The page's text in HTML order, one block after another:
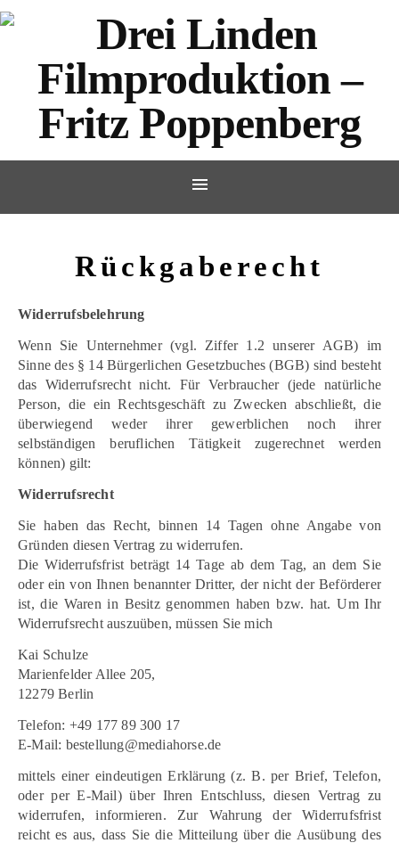
Rückgaberecht
Widerrufsbelehrung
Wenn Sie Unternehmer (vgl. Ziffer 1.2 unserer AGB) im
Sinne des § 14 Bürgerlichen Gesetzbuches (BGB) sind besteht
das Widerrufsrecht nicht. Für Verbraucher (jede natürliche
Person, die ein Rechtsgeschäft zu Zwecken abschließt, die
überwiegend weder ihrer gewerblichen noch ihrer
selbständigen beruflichen Tätigkeit zugerechnet werden
können) gilt:
Widerrufsrecht
Sie haben das Recht, binnen 14 Tagen ohne Angabe von
Gründen diesen Vertrag zu widerrufen.
Die Widerrufsfrist beträgt 14 Tage ab dem Tag, an dem Sie
oder ein von Ihnen benannter Dritter, der nicht der Beförderer
ist, die Waren in Besitz genommen haben bzw. hat. Um Ihr
Widerrufsrecht auszuüben, müssen Sie mich
Kai Schulze
Marienfelder Allee 205,
12279 Berlin
Telefon: +49 177 89 300 17
E-Mail: bestellung@mediahorse.de
mittels einer eindeutigen Erklärung (z. B. per Brief, Telefon,
oder per E-Mail) über Ihren Entschluss, diesen Vertrag zu
widerrufen, informieren. Zur Wahrung der Widerrufsfrist
reicht es aus, dass Sie die Mitteilung über die Ausübung des